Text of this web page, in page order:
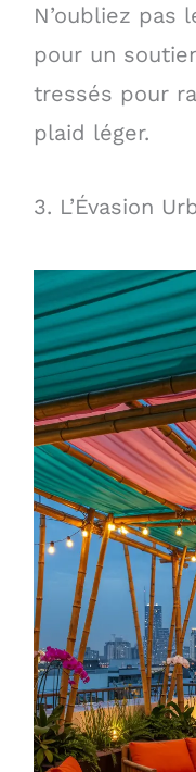
N’oubliez pas
pour un
tressés pour
plaid léger.
3. L’Évasion